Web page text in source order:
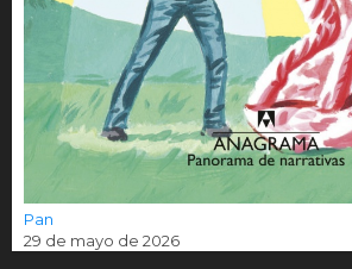
Pan
29 de mayo de 2026